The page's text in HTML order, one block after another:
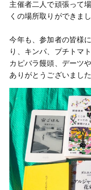
主催者二人で頑張って
くの場所取りができま
今年も、参加者の皆様
り、キンパ、プチトマ
カピバラ饅頭、デーツ
ありがとうございまし